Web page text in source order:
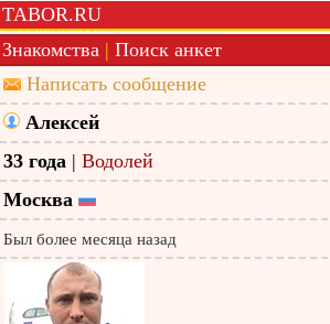
TABOR.RU
Знакомства | Поиск анкет
Написать сообщение
Алексей
33 года | Водолей
Москва
Был более месяца назад